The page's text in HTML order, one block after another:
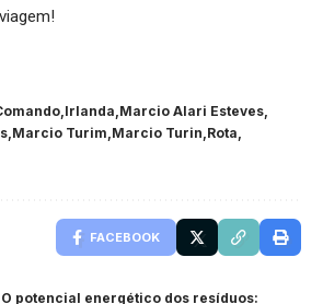
Irlanda Marcio Alari Esteves
Marcio Turim Marcio Turin Rota
FACEBOOK
O potencial energético dos resíduos: